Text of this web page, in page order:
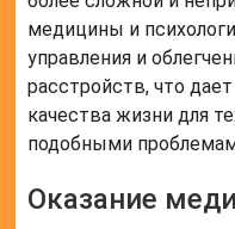
медицины и
управления и
расстройств, что
качества жизни для
подобными
Оказание